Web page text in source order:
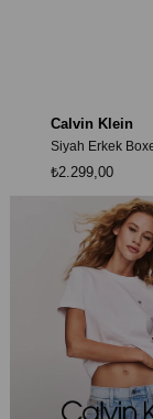
Calvin Klein
3'lü Low Rise
₺2.589,00